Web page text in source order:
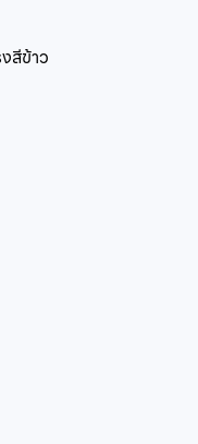
สีข้าว